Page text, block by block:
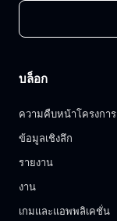
บล็อก
ความคืบหน้าโครงการ
ข้อมูลเชิงลึก
รายงาน
งาน
เกมและแอพพลิเคชั่น